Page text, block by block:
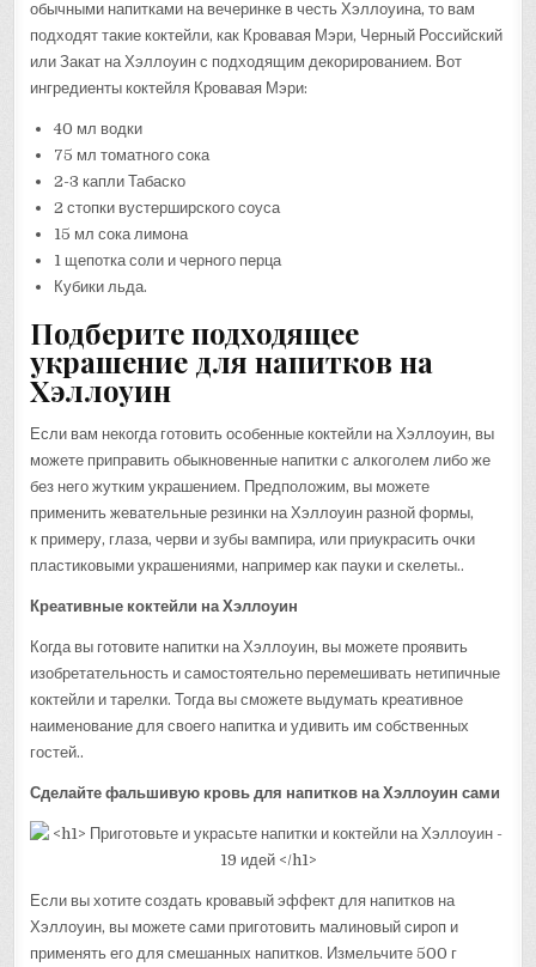
обычными напитками на вечеринке в честь Хэллоуина, то вам
подходят такие коктейли, как Кровавая Мэри, Черный Российский
или Закат на Хэллоуин с подходящим декорированием. Вот
ингредиенты коктейля Кровавая Мэри:
40 мл водки
75 мл томатного сока
2-3 капли Табаско
2 стопки вустерширского соуса
15 мл сока лимона
1 щепотка соли и черного перца
Кубики льда.
Подберите подходящее
украшение для напитков на
Хэллоуин
Если вам некогда готовить особенные коктейли на Хэллоуин, вы
можете приправить обыкновенные напитки с алкоголем либо же
без него жутким украшением. Предположим, вы можете
применить жевательные резинки на Хэллоуин разной формы,
к примеру, глаза, черви и зубы вампира, или приукрасить очки
пластиковыми украшениями, например как пауки и скелеты..
Креативные коктейли на Хэллоуин
Когда вы готовите напитки на Хэллоуин, вы можете проявить
изобретательность и самостоятельно перемешивать нетипичные
коктейли и тарелки. Тогда вы сможете выдумать креативное
наименование для своего напитка и удивить им собственных
гостей..
Сделайте фальшивую кровь для напитков на Хэллоуин сами
Если вы хотите создать кровавый эффект для напитков на
Хэллоуин, вы можете сами приготовить малиновый сироп и
применять его для смешанных напитков. Измельчите 500 г